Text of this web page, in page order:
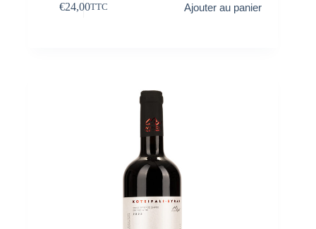
€24,00TTC Ajouter au panier